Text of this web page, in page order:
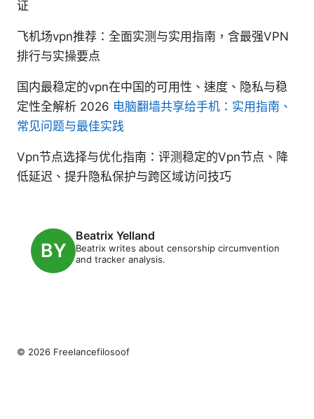
证
飞机场vpn推荐：全面实测与实用指南，含最强VPN
排行与实操要点
国内最稳定的vpn在中国的可用性、速度、隐私与稳
定性全解析 2026 电脑翻墙共享给手机：实用指南、
常见问题与最佳实践
Vpn节点选择与优化指南：评测稳定的Vpn节点、降
低延迟、提升隐私保护与跨区域访问技巧
Beatrix Yelland
Beatrix writes about censorship circumvention
and tracker analysis.
© 2026 Freelancefilosoof